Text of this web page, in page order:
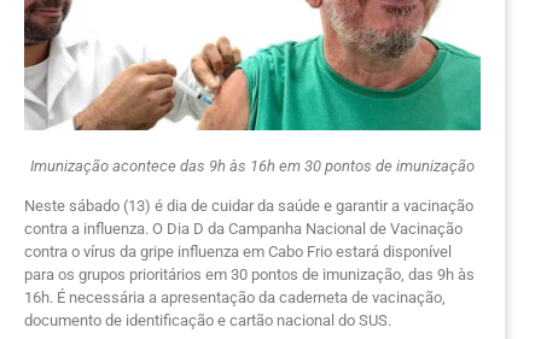
Imunização acontece das 9h às 16h em 30 pontos de imunização
Neste sábado (13) é dia de cuidar da saúde e garantir a vacinação
contra a influenza. O Dia D da Campanha Nacional de Vacinação
contra o vírus da gripe influenza em Cabo Frio estará disponível
para os grupos prioritários em 30 pontos de imunização, das 9h às
16h. É necessária a apresentação da caderneta de vacinação,
documento de identificação e cartão nacional do SUS.